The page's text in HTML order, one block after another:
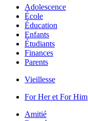
Adolescence
École
Éducation
Enfants
Étudiants
Finances
Parents
Vieillesse
For Her et For Him
Amitié